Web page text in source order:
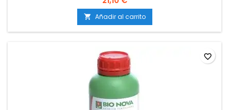
por un pH alto.Compatible con cultivos en tierra, coco e
hidroponía.De acción rápida, eficaz y estable.
 Añadir al carrito
favorite_border